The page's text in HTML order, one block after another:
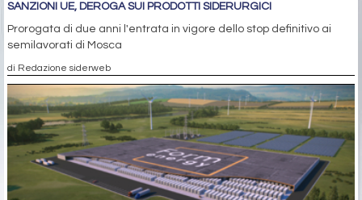
SANZIONI UE, DEROGA SUI PRODOTTI SIDERURGICI
Prorogata di due anni l'entrata in vigore dello stop definitivo ai
semilavorati di Mosca
di Redazione siderweb